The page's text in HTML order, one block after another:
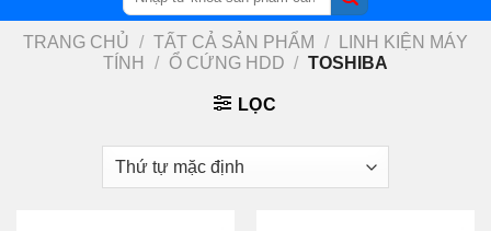
kiếm:
TRANG CHỦ / TẤT CẢ SẢN PHẨM /
LINH KIỆN MÁY
TÍNH
/ Ổ CỨNG HDD / TOSHIBA
LỌC